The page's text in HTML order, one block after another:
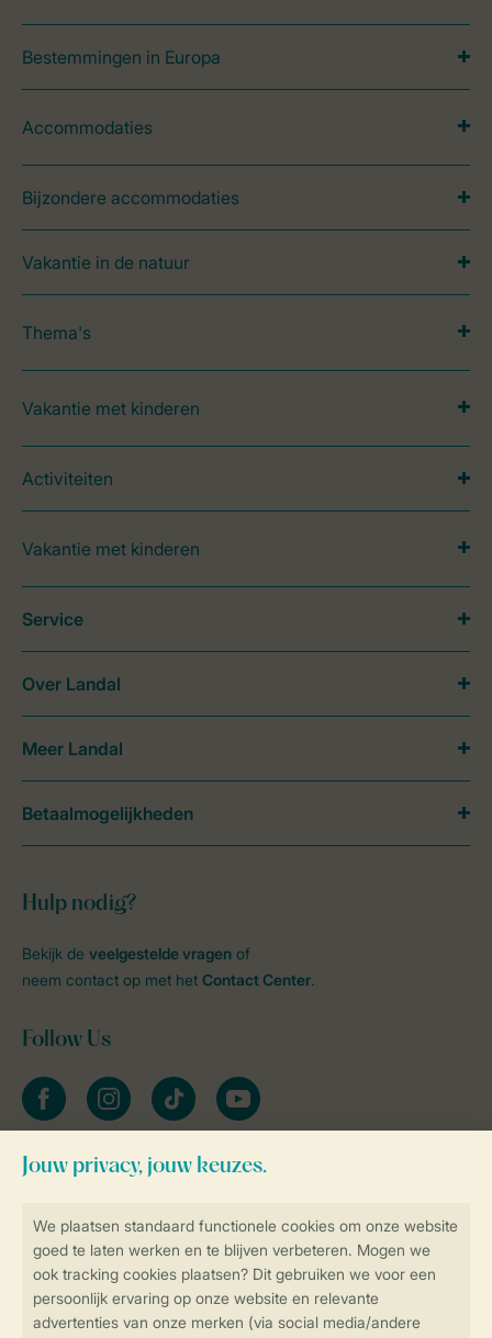
Veilig en snel online boeken
Veilige gegevensoverdracht
Bestemmingen in Europa
Accommodaties
Bijzondere accommodaties
Vakantie in de natuur
Thema's
Vakantie met kinderen
Activiteiten
Vakantie met kinderen
Hulp nodig?
Bekijk de veelgestelde vragen of
neem contact op met het Contact Center.
Follow Us
facebookinstagramtiktok youtube
Blijf op de hoogte
Service
Over Landal
Meer Landal
Betaalmogelijkheden